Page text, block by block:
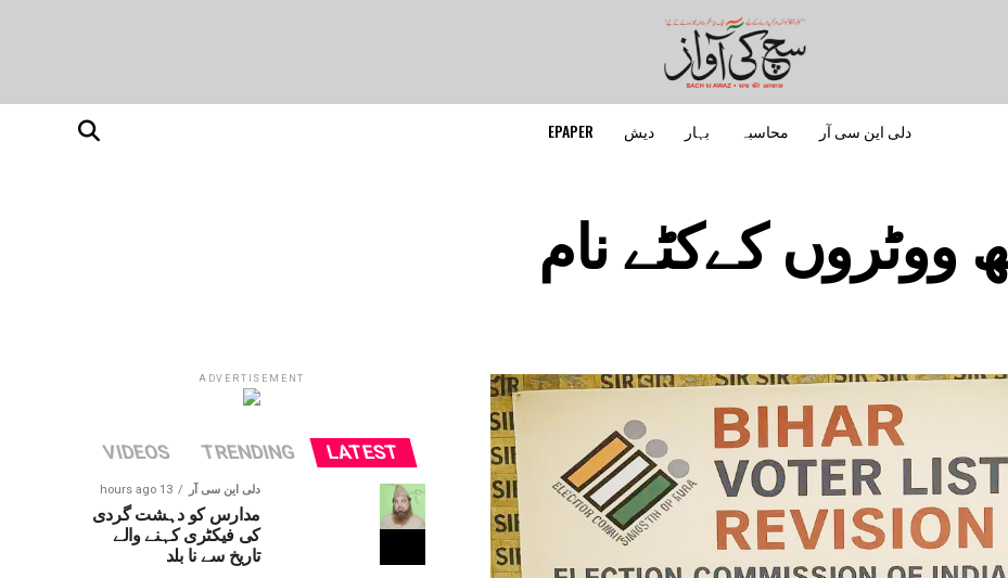
دلی این سی آر محاسبہ بہار دیش EPAPER
ADVERTISEMENT
LATEST
TRENDING
VIDEOS
دلی این سی آر 13 hours ago
مدارس کو دہشت گردی
کی فیکٹری کہنے والے
تاریخ سے نا بلد